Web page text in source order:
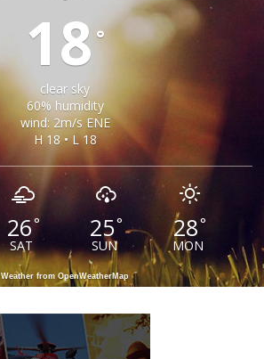
18 °
clear sky
60% humidity
wind: 2m/s ENE
H 18 • L 18
26°
SAT
25°
SUN
28°
MON
Weather from OpenWeatherMap